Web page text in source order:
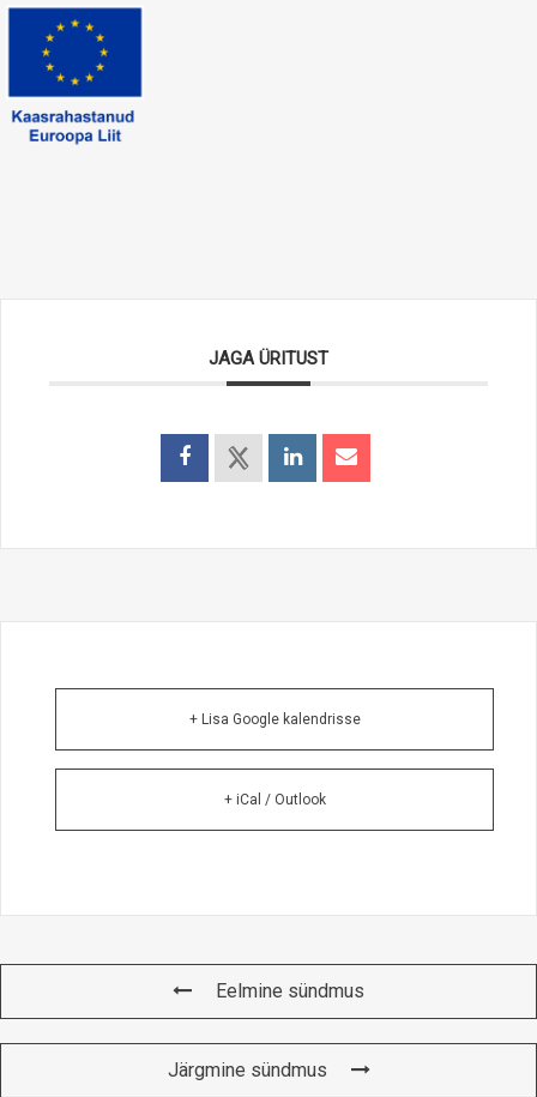
JAGA ÜRITUST
+ Lisa Google kalendrisse
+ iCal / Outlook
Eelmine sündmus
Järgmine sündmus